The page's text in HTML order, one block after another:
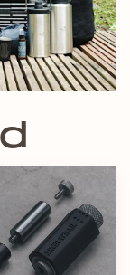
る恐れがありま
意ください。
程で表面に軽微
をする恐れがあ
飲み込まないよ
を繰り返ししな